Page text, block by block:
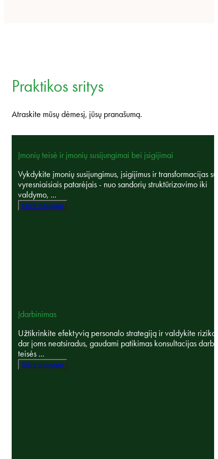
Praktikos sritys
Atraskite mūsų dėmesį, jūsų pranašumą.
Įmonių teisė ir įmonių susijungimai bei įsigijimai
Vykdykite įmonių susijungimus, įsigijimus ir transformacijas su
vyresniaisiais patarėjais - nuo sandorių struktūrizavimo iki
valdymo, ...
Ištirti daugiau
Įdarbinimas
Užtikrinkite efektyvią personalo strategiją ir valdykite
dar joms neatsiradus, gaudami patikimas konsultacijas darbo
teisės ...
Ištirti daugiau